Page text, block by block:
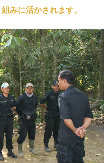
みに活かされます。